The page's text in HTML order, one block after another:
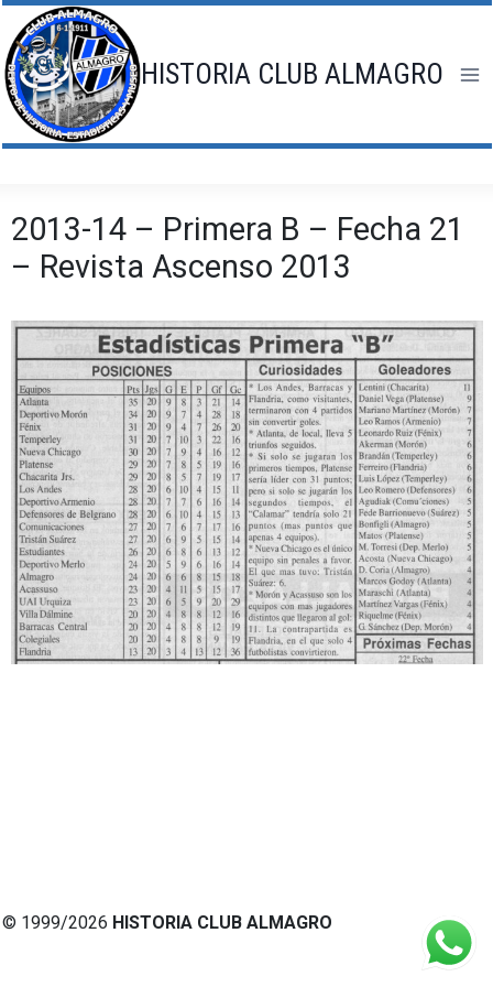
Saltar
al
contenido
HISTORIA CLUB ALMAGRO
2013-14 – Primera B – Fecha 21
– Revista Ascenso 2013
© 1999/2026 HISTORIA CLUB ALMAGRO